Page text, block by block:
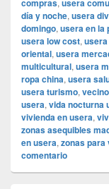
compras, usera
día y noche, usera
domingo, usera en la
usera low cost,
oriental, usera
multicultural, usera
ropa china, usera
usera turismo,
usera, vida nocturna
vivienda en usera,
zonas asequibles
en usera, zonas
comentario